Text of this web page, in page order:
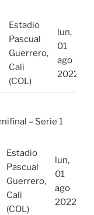
Estadio
Pascual
Guerrero,
Cali
(COL)
lun,
01
ago
2022
– Serie 1
Estadio
Pascual
Guerrero,
Cali
(COL)
lun,
01
ago
2022